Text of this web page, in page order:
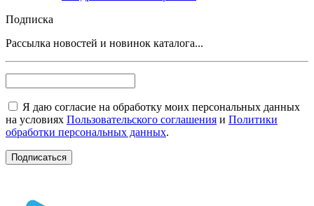
Подписка
Рассылка новостей и новинок каталога...
Я даю согласие на обработку моих персональных данных
на условиях Пользовательского соглашения и Политики
обработки персональных данных.